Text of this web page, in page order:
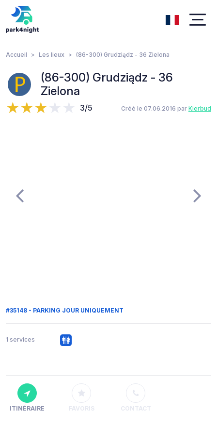
Accueil Les lieux (86-300) Grudziądz - 36 Zielona
(86-300) Grudziądz - 36
Zielona
3/5 Créé le 07.06.2016 par Kierbud
#35148 - PARKING JOUR UNIQUEMENT
1 services
ITINÉRAIRE FAVORIS CONTACT